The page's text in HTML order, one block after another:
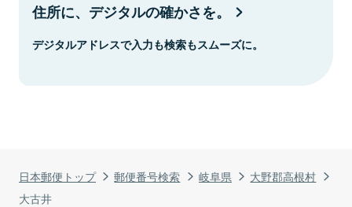
日本郵便トップ 郵便番号検索 岐阜県
大野郡高根村
大古井
住所に、デジタルの確かさを。
デジタルアドレスで入力も検索もスムーズに。